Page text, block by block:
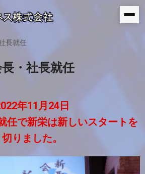
長就任
・社長就任
年11月24日
任で新栄は新しいスタートを
切りました。